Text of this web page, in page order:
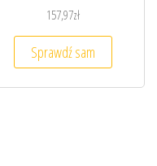
157,97zł
Sprawdź sam